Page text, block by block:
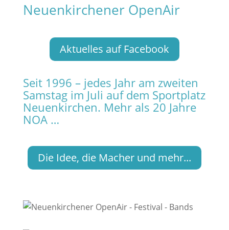
Neuenkirchener OpenAir
Aktuelles auf Facebook
Seit 1996 – jedes Jahr am zweiten
Samstag im Juli auf dem Sportplatz
Neuenkirchen. Mehr als 20 Jahre
NOA …
Die Idee, die Macher und mehr...